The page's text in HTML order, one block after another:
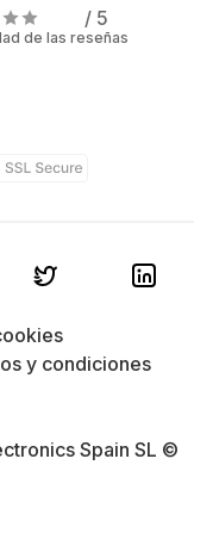
/ 5
de las reseñas
Spain SL ©
y condiciones